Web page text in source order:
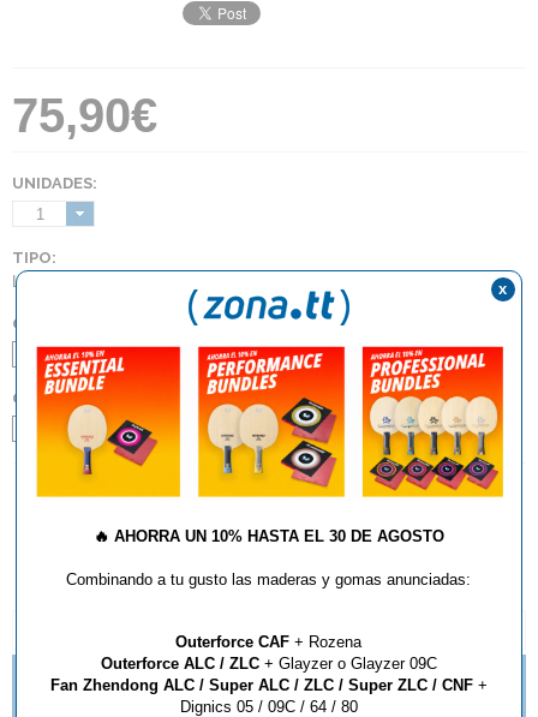
75,90€
UNIDADES:
1
TIPO:
Lisas
COLOR:
Negro Rojo
GROSOR:
Max
TE GUSTAN LOS PICOS? NUEVAS IMPARTIAL DE
BUTTERFLY
🔥 AHORRA UN 10% HASTA EL 30 DE AGOSTO
Combinando a tu gusto las maderas y gomas anunciadas:
Outerforce CAF + Rozena
Outerforce ALC / ZLC+ Glayzer o Glayzer 09C
Fan Zhendong ALC / Super ALC / ZLC / Super ZLC / CNF+
Dignics 05 / 09C / 64 / 80
x